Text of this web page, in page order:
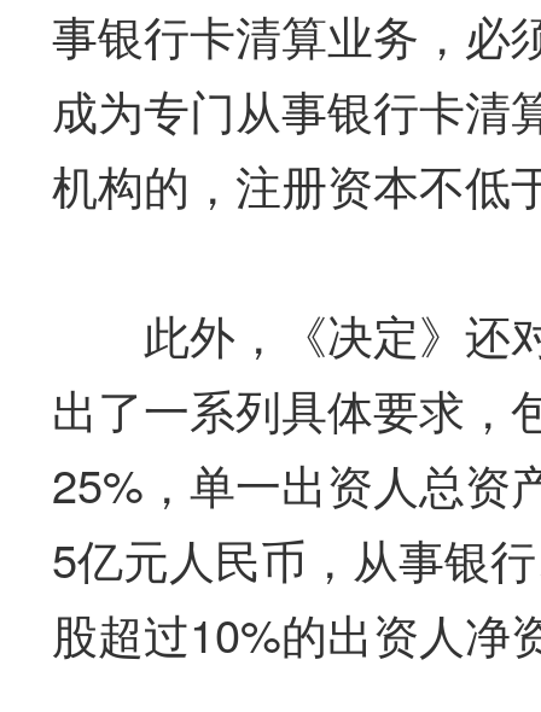
事银行卡清算业务，必
成为专门从事银行卡清
机构的，注册资本不低
此外，《决定》还
出了一系列具体要求，
25%，单一出资人总资
5亿元人民币，从事银
股超过10%的出资人净